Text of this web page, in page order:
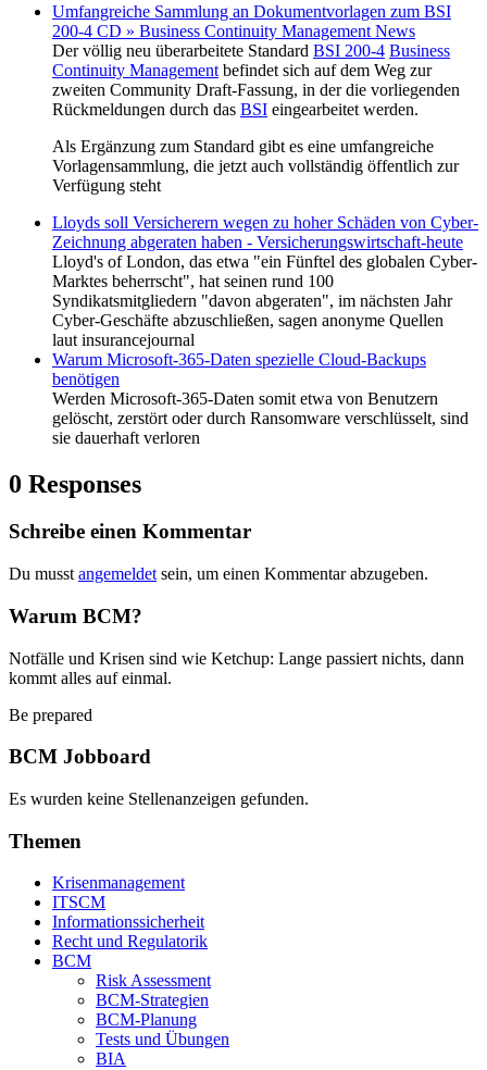
Umfangreiche Sammlung an Dokumentvorlagen zum BSI
200-4 CD » Business Continuity Management News
Der völlig neu überarbeitete Standard BSI 200-4 Business
Continuity Management befindet sich auf dem Weg zur
zweiten Community Draft-Fassung, in der die vorliegenden
Rückmeldungen durch das BSI eingearbeitet werden.
Als Ergänzung zum Standard gibt es eine umfangreiche
Vorlagensammlung, die jetzt auch vollständig öffentlich zur
Verfügung steht
Lloyds soll Versicherern wegen zu hoher Schäden von Cyber-
Zeichnung abgeraten haben - Versicherungswirtschaft-heute
Lloyd's of London, das etwa "ein Fünftel des globalen Cyber-
Marktes beherrscht", hat seinen rund 100
Syndikatsmitgliedern "davon abgeraten", im nächsten Jahr
Cyber-Geschäfte abzuschließen, sagen anonyme Quellen
laut insurancejournal
Warum Microsoft-365-Daten spezielle Cloud-Backups
benötigen
Werden Microsoft-365-Daten somit etwa von Benutzern
gelöscht, zerstört oder durch Ransomware verschlüsselt, sind
sie dauerhaft verloren
0 Responses
Schreibe einen Kommentar
Du musst angemeldet sein, um einen Kommentar abzugeben.
Warum BCM?
Notfälle und Krisen sind wie Ketchup: Lange passiert nichts, dann
kommt alles auf einmal.
Be prepared
BCM Jobboard
Es wurden keine Stellenanzeigen gefunden.
Themen
Krisenmanagement
ITSCM
Informationssicherheit
Recht und Regulatorik
BCM
Risk Assessment
BCM-Strategien
BCM-Planung
Tests und Übungen
BIA